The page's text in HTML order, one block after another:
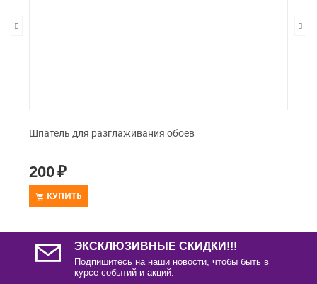
Шпатель для разглаживания обоев
200₽
КУПИТЬ
ЭКСКЛЮЗИВНЫЕ СКИДКИ!!!
Подпишитесь на наши новости, чтобы быть в
курсе событий и акций.